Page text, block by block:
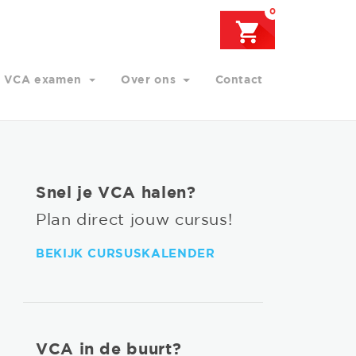
0
VCA examen Over ons Contact
Snel je VCA halen?
Plan direct jouw cursus!
BEKIJK CURSUSKALENDER
VCA in de buurt?